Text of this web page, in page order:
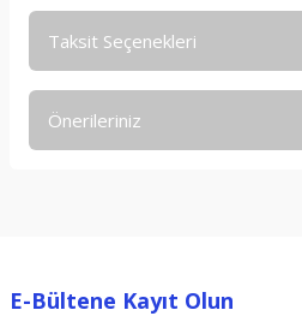
Taksit Seçenekleri
Önerileriniz
Ürün resmi kalitesiz, bozuk veya
E-Bültene Kayıt Olun